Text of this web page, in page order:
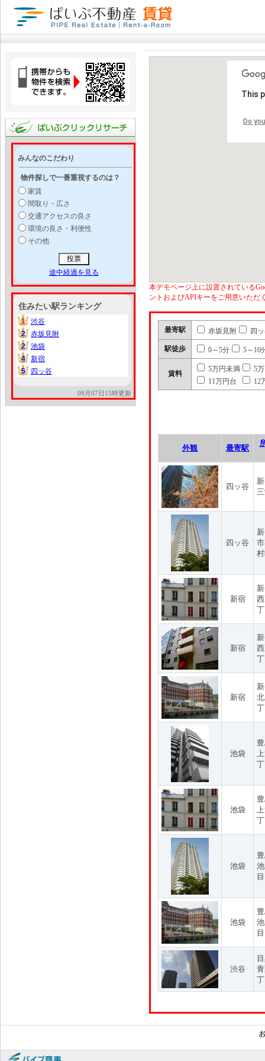
みんなのこだわり
物件探しで一番重視するのは？
家賃
間取り・広さ
交通アクセスの良さ
環境の良さ・利便性
その他
途中経過を見る
住みたい駅ランキング
1
1
渋谷
2
2
赤坂見附
2
2
池袋
4
4
新宿
5
5 四ッ谷
08月07日15時更新
This
Do
本デモページ上に設置されている
ントおよびAPIキーをご用意いただ
最寄駅 赤坂見附 四
駅徒歩 0～5分 5～10
賃料
5万円未満
5
11万円台
12
外観 最寄駅
四ッ谷
四ッ谷
新宿
新宿
新宿
池袋
池袋
池袋
目
池袋
渋谷